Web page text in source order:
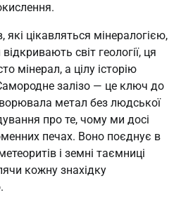
які цікавляться мінералогією,
світ геології, ця
мінерал, а цілу історію
залізо — це ключ до
метал без людської
про те, чому ми досі
печах. Воно поєднує в
і земні таємниці
кожну знахідку